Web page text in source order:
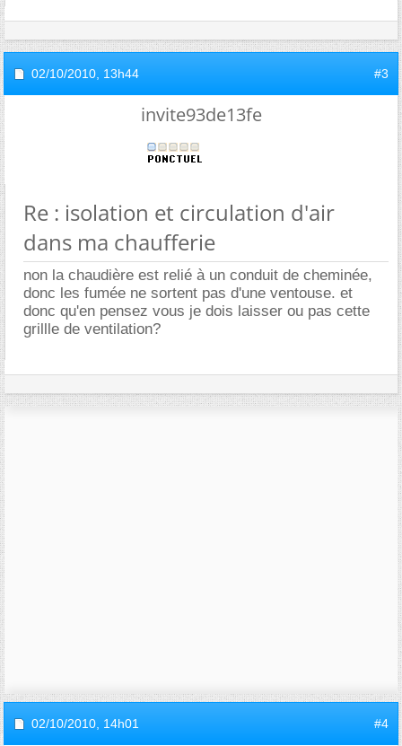
02/10/2010, 13h44 #3
invite93de13fe
Re : isolation et circulation d'air
dans ma chaufferie
non la chaudière est relié à un conduit de cheminée,
donc les fumée ne sortent pas d'une ventouse. et
donc qu'en pensez vous je dois laisser ou pas cette
grillle de ventilation?
02/10/2010, 14h01 #4